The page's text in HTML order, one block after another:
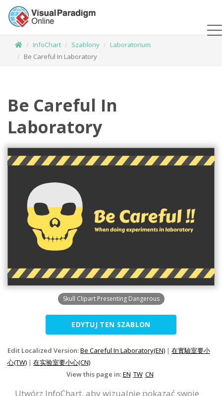
InfoChart Szablony
Laboratorium
Be Careful In Laboratory
Be Careful In
Laboratory
Skull Clipart Presenting Dangerous
EDYTUJ TEN SZABLON
Edit Localized Version:Be Careful In Laboratory(EN) | 在實驗室要小
心(TW) | 在实验室要小心(CN)
View this page in:EN TW CN
Utwórz InfoChart, aby wizualnie pokazać swoje